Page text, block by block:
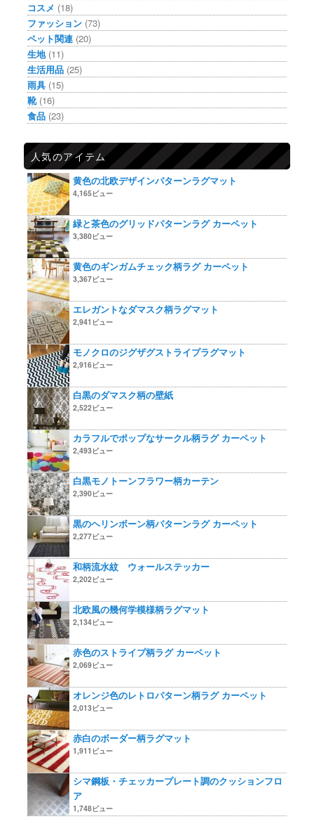
コスメ (18)
ファッション (73)
ペット関連 (20)
生地(11)
生活用品 (25)
雨具 (15)
靴(16)
食品 (23)
人気のアイテム
黄色の北欧デザインパターンラグマット
4,165ビュー
緑と茶色のグリッドパターンラグ カーペット
3,380ビュー
黄色のギンガムチェック柄ラグ カーペット
3,367ビュー
エレガントなダマスク柄ラグマット
2,941ビュー
モノクロのジグザグストライプラグマット
2,916ビュー
白黒のダマスク柄の壁紙
2,522ビュー
カラフルでポップなサークル柄ラグ カーペット
2,493ビュー
白黒モノトーンフラワー柄カーテン
2,390ビュー
黒のヘリンボーン柄パターンラグ カーペット
2,277ビュー
和柄流水紋 ウォールステッカー
2,202ビュー
北欧風の幾何学模様柄ラグマット
2,134ビュー
赤色のストライプ柄ラグ カーペット
2,069ビュー
オレンジ色のレトロパターン柄ラグ カーペット
2,013ビュー
赤白のボーダー柄ラグマット
1,911ビュー
シマ鋼板・チェッカープレート調のクッションフロ
ア
1,748ビュー